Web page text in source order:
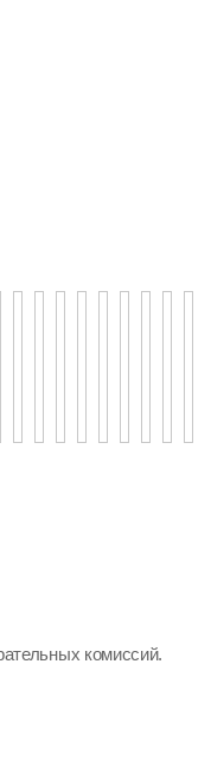
комиссий.